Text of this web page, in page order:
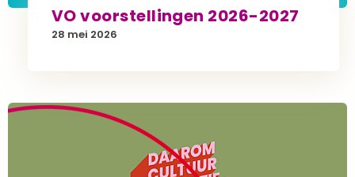
VO voorstellingen 2026-2027
28 mei 2026